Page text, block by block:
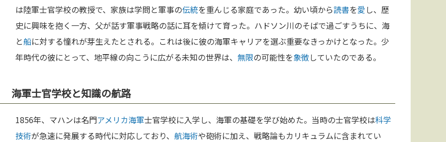
は陸軍士官学校の教授で、家族は学問と軍事の伝統を重んじる家庭であった。幼い頃から読書を愛し、歴
史に興味を抱く一方、父が話す軍事戦略の話に耳を傾けて育った。ハドソン川のそばで過ごすうちに、海
と船に対する憧れが芽生えたとされる。これは後に彼の海軍キャリアを選ぶ重要なきっかけとなった。少
年時代の彼にとって、地平線の向こうに広がる未知の世界は、 無限の可能性を象徴していたのである。
海軍士官学校と知識の航路
1856年、マハンは名門アメリカ海軍士官学校に入学し、海軍の基礎を学び始めた。当時の士官学校は科学
技術が急速に発展する時代に対応しており、 航海術や砲術に加え、戦略論もカリキュラムに含まれてい